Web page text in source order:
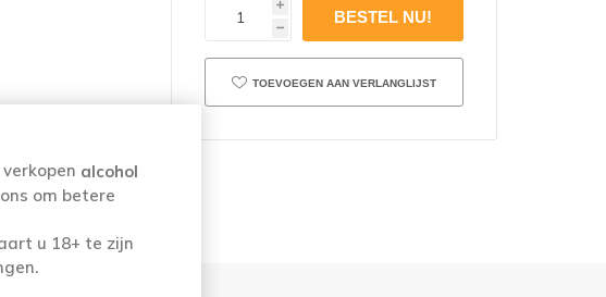
i
h
TOEVOEGEN AAN VERLANGLIJST
alcohol
om betere
u 18+ te zijn